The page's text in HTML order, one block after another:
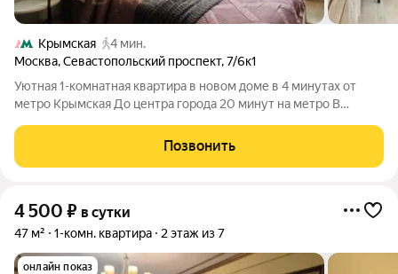
Крымская
4 мин.
Москва,Севастопольский проспект,7/6к1
Уютная 1-комнатная квартира в новом доме в 4 минутах от
метро Крымская До центра города 20 минут на метро В
с ортопедическим матрасом 160200 Раскладной двуспальный
Позвонить
4 500 ₽ в сутки
47 м² 1-комн. квартира 2 этаж из 7
онлайн показ